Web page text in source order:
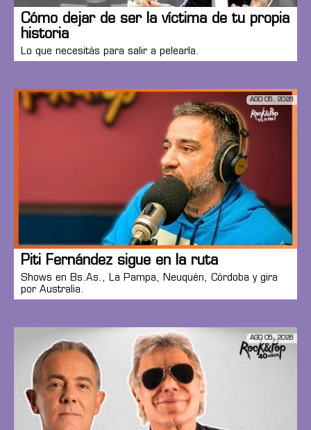
Cómo dejar de ser la víctima de tu propia
historia
Lo que necesitás para salir a pelearla.
AGO 05, 2026
Piti Fernández sigue en la ruta
Shows en Bs.As., La Pampa, Neuquén, Córdoba y gira
por Australia.
AGO 05, 2026